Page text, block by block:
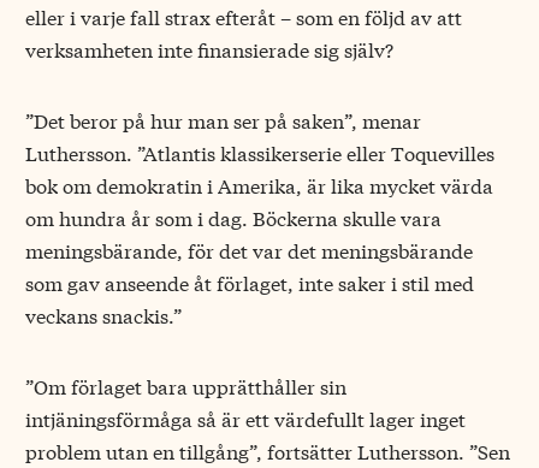
eller i varje fall strax efteråt – som en följd av att
verksamheten inte finansierade sig själv?
”Det beror på hur man ser på saken”, menar
Luthersson. ”Atlantis klassikerserie eller Toquevilles
bok om demokratin i Amerika, är lika mycket värda
om hundra år som i dag. Böckerna skulle vara
meningsbärande, för det var det meningsbärande
som gav anseende åt förlaget, inte saker i stil med
veckans snackis.”
”Om förlaget bara upprätthåller sin
intjäningsförmåga så är ett värdefullt lager inget
problem utan en tillgång”, fortsätter Luthersson. ”Sen